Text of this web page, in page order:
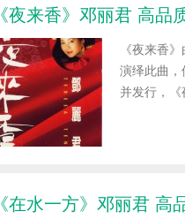
《夜来香》邓丽君 高品
《夜来香
演绎此曲
并发行，
《在水一方》邓丽君 高